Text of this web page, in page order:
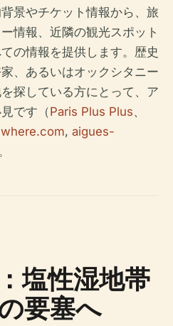
景やチケット情報から、旅
情報、近隣の観光スポット
の情報を提供します。歴史
、あるいはオックシタニー
探している方にとって、ア
です（Paris Plus Plus、
, aigues-
塩性湿地帯
要塞へ